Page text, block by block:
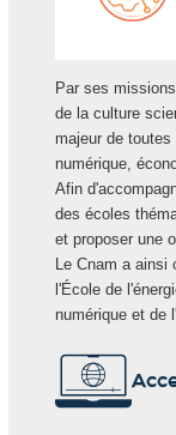
Par ses
de la culture
majeur de
numérique,
Afin
des écoles
et proposer une
Le Cnam a
l'École de
numérique et de